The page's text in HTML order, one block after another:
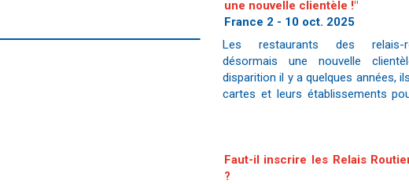
une nouvelle clientèle !"
France 2 - 10 oct. 2025
Les restaurants des relais-
désormais une nouvelle
disparition il y a quelques années,
cartes et leurs établissements
Faut-il inscrire les Relais
?